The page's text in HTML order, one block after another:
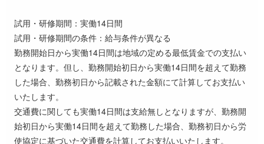
試用・研修期間：実働14日間
試用・研修期間の条件：給与条件が異なる
勤務開始日から実働14日間は地域の定める最低賃金での支払い
となります。但し、勤務開始初日から実働14日間を超えて勤務
した場合、勤務初日から記載された金額にて計算してお支払い
いたします。
交通費に関しても実働14日間は支給無しとなりますが、勤務開
始初日から実働14日間を超えて勤務した場合、勤務初日から労
使協定に基づいた交通費を計算してお支払いいたします。